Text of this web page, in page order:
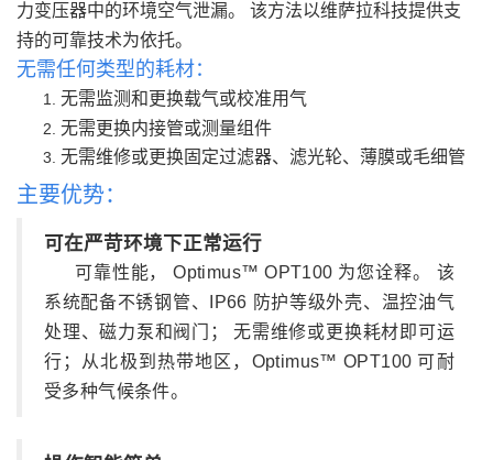
力变压器中的环境空气泄漏。 该方法以维萨拉科技提供支
持的可靠技术为依托。
无需任何类型的耗材：
无需监测和更换载气或校准用气
无需更换内接管或测量组件
无需维修或更换固定过滤器、滤光轮、薄膜或毛细管
主要优势：
可在严苛环境下正常运行
可靠性能， Optimus™ OPT100 为您诠释。 该
系统配备不锈钢管、IP66 防护等级外壳、温控油气
处理、磁力泵和阀门； 无需维修或更换耗材即可运
行；从北极到热带地区，Optimus™ OPT100 可耐
受多种气候条件。